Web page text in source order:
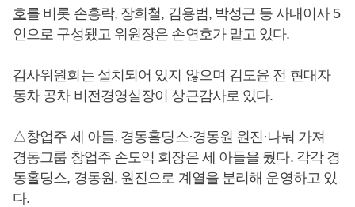
호를 비롯 손흥락, 장희철, 김용범, 박성근 등 사내이사 5
인으로 구성됐고 위원장은 손연호가 맡고 있다.
감사위원회는 설치되어 있지 않으며 김도윤 전 현대자
동차 공차 비전경영실장이 상근감사로 있다.
△창업주 세 아들, 경동홀딩스·경동원 원진·나눠 가져
경동그룹 창업주 손도익 회장은 세 아들을 뒀다. 각각 경
동홀딩스, 경동원, 원진으로 계열을 분리해 운영하고 있
다.